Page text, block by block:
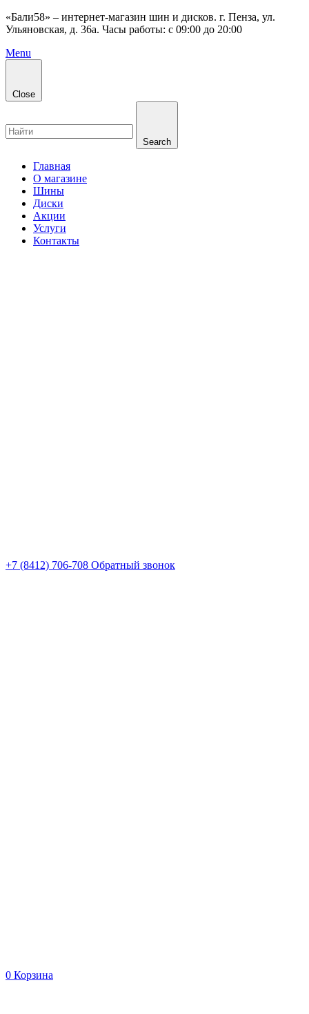
«Бали58» – интернет-магазин шин и дисков. г. Пенза, ул.
Ульяновская, д. 36а. Часы работы: с 09:00 до 20:00
Menu
Close
Search
Главная
О магазине
Шины
Диски
Акции
Услуги
Контакты
+7 (8412) 706-708 Обратный звонок
0 Корзина